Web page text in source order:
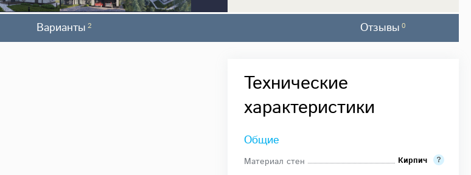
Варианты 2 Отзывы 0
Технические
характеристики
Общие
Материал стен Кирпич